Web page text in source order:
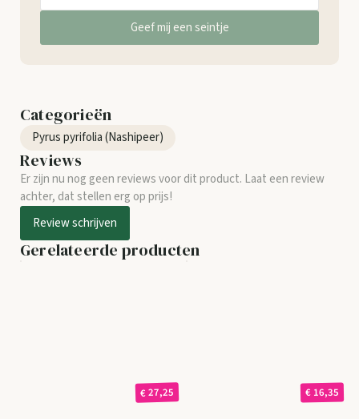
Geef mij een seintje
Categorieën
Pyrus pyrifolia (Nashipeer)
Reviews
Er zijn nu nog geen reviews voor dit product. Laat een review
achter, dat stellen erg op prijs!
Review schrijven
Gerelateerde producten
€ 27,25 € 16,35